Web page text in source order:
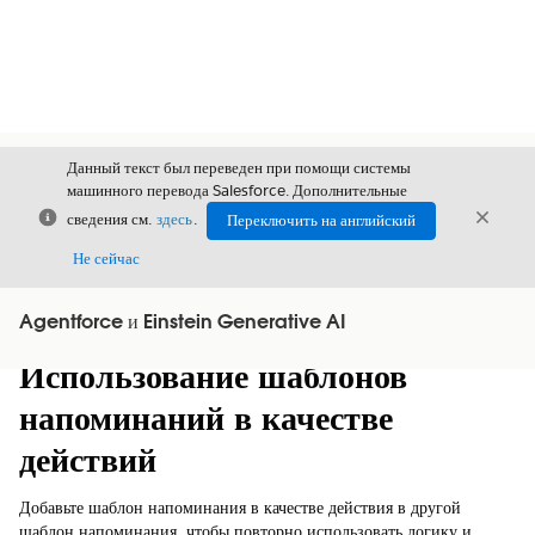
Закрыть
Данный текст был переведен при помощи системы
машинного перевода Salesforce. Дополнительные
сведения см. здесь.
Переключить на английский
Не сейчас
Agentforce и Einstein Generative AI
Показать содержание
Содержание
Использование шаблонов
напоминаний в качестве
действий
Добавьте шаблон напоминания в качестве действия в другой